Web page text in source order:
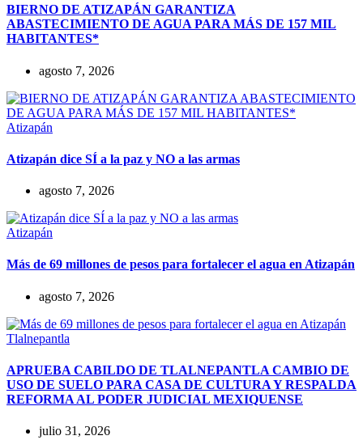
BIERNO DE ATIZAPÁN GARANTIZA
ABASTECIMIENTO DE AGUA PARA MÁS DE 157 MIL
HABITANTES*
agosto 7, 2026
Atizapán
Atizapán dice SÍ a la paz y NO a las armas
agosto 7, 2026
Atizapán
Más de 69 millones de pesos para fortalecer el agua en Atizapán
agosto 7, 2026
Tlalnepantla
APRUEBA CABILDO DE TLALNEPANTLA CAMBIO DE
USO DE SUELO PARA CASA DE CULTURA Y RESPALDA
REFORMA AL PODER JUDICIAL MEXIQUENSE
julio 31, 2026